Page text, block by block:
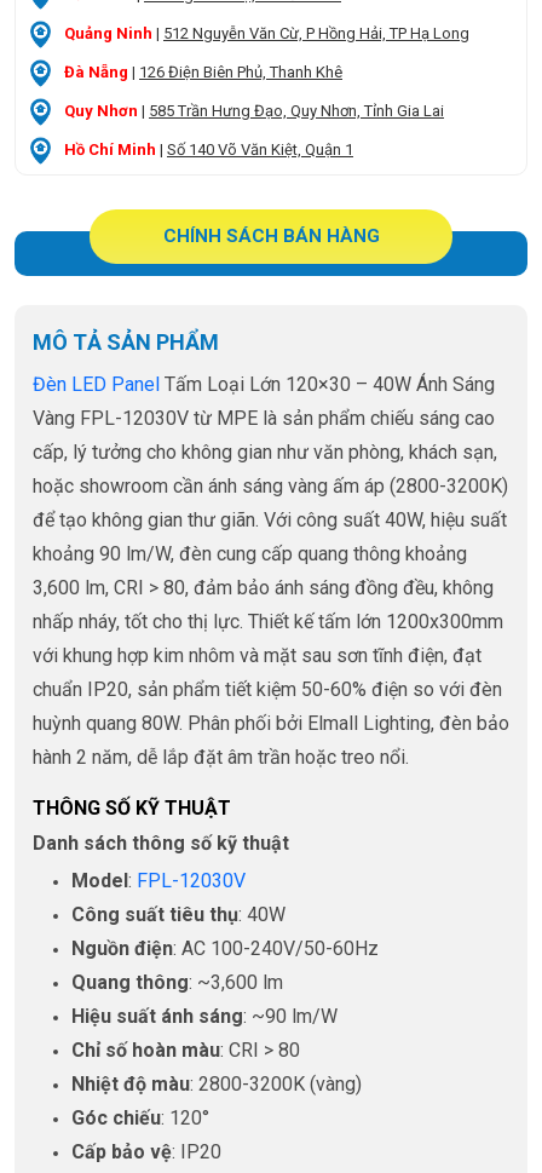
Quảng Ninh | 512 Nguyễn Văn Cừ, P Hồng Hải, TP Hạ Long
Đà Nẵng | 126 Điện Biên Phủ, Thanh Khê
Quy Nhơn | 585 Trần Hưng Đạo, Quy Nhơn, Tỉnh Gia Lai
Hồ Chí Minh | Số 140 Võ Văn Kiệt, Quận 1
CHÍNH SÁCH BÁN HÀNG
MÔ TẢ SẢN PHẨM
Đèn LED Panel Tấm Loại Lớn 120×30 – 40W Ánh Sáng
Vàng FPL-12030V từ MPE là sản phẩm chiếu sáng cao
cấp, lý tưởng cho không gian như văn phòng, khách sạn,
hoặc showroom cần ánh sáng vàng ấm áp (2800-3200K)
để tạo không gian thư giãn. Với công suất 40W, hiệu suất
khoảng 90 lm/W, đèn cung cấp quang thông khoảng
3,600 lm, CRI > 80, đảm bảo ánh sáng đồng đều, không
nhấp nháy, tốt cho thị lực. Thiết kế tấm lớn 1200x300mm
với khung hợp kim nhôm và mặt sau sơn tĩnh điện, đạt
chuẩn IP20, sản phẩm tiết kiệm 50-60% điện so với đèn
huỳnh quang 80W. Phân phối bởi Elmall Lighting, đèn bảo
hành 2 năm, dễ lắp đặt âm trần hoặc treo nổi.
THÔNG SỐ KỸ THUẬT
Danh sách thông số kỹ thuật
Model : FPL-12030V
Công suất tiêu thụ: 40W
Nguồn điện: AC 100-240V/50-60Hz
Quang thông: ~3,600 lm
Hiệu suất ánh sáng: ~90 lm/W
Chỉ số hoàn màu: CRI > 80
Nhiệt độ màu: 2800-3200K (vàng)
Góc chiếu: 120°
Cấp bảo vệ: IP20